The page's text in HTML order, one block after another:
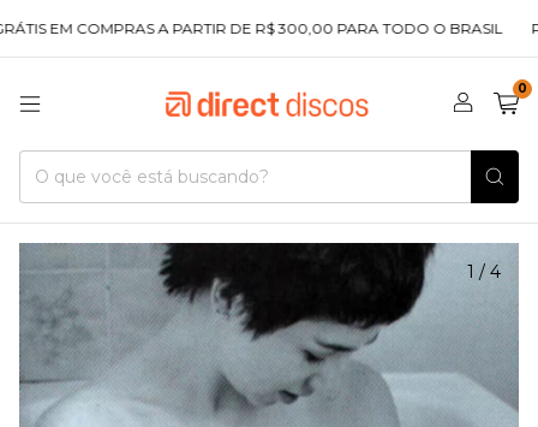
EM COMPRAS A PARTIR DE R$ 300,00 PARA TODO O BRASIL
0
1 / 4